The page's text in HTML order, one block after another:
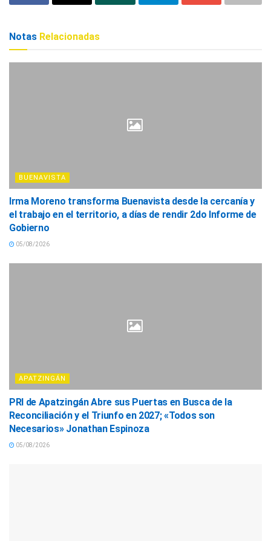
Notas Relacionadas
BUENAVISTA
Irma Moreno transforma Buenavista desde la cercanía y
el trabajo en el territorio, a días de rendir 2do Informe de
Gobierno
05/08/2026
APATZINGÁN
PRI de Apatzingán Abre sus Puertas en Busca de la
Reconciliación y el Triunfo en 2027; «Todos son
Necesarios» Jonathan Espinoza
05/08/2026